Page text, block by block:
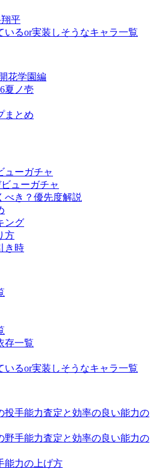
平
いるor実装しそうなキャラ一覧
花学園編
夏ノ壱
まとめ
ューガチャ
ューガチャ
べき？優先度解説
ング
方
き時
存一覧
いるor実装しそうなキャラ一覧
投手能力査定と効率の良い能力の
野手能力査定と効率の良い能力の
能力の上げ方